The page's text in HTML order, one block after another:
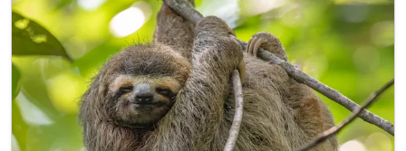
2 x Therme Loipersdorf mit Fun Park & Sauna*
inkl. Fitness-Studio
inkl. kuschlige Bademäntel & Tücher von " Vossen"
inkl. direkter, unterirdischer Zugang zur Therme
inkl. hoteleigener Liegebereich in der Therme
inkl. Sport- und Vitalprogramm in der Therme